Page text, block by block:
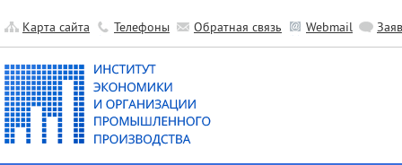
Карта сайта Телефоны Обратная связь Webmail